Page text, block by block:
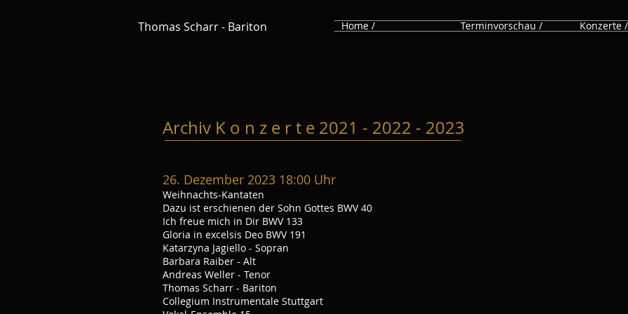
Home / Terminvorschau / Konzerte /
Thomas Scharr - Bariton
Archiv K o n z e r t e 2021 - 2022 - 2023
26. Dezember 2023 18:00 Uhr
Weihnachts-Kantaten
Dazu ist erschienen der Sohn Gottes BWV 40
Ich freue mich in Dir BWV 133
Gloria in excelsis Deo BWV 191
Katarzyna Jagiello - Sopran
Barbara Raiber - Alt
Andreas Weller - Tenor
Thomas Scharr - Bariton
Collegium Instrumentale Stuttgart